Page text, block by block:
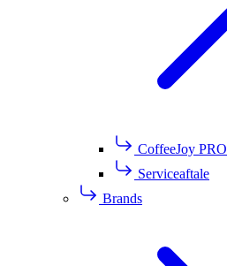
CoffeeJoy PRO
Serviceaftale
Brands